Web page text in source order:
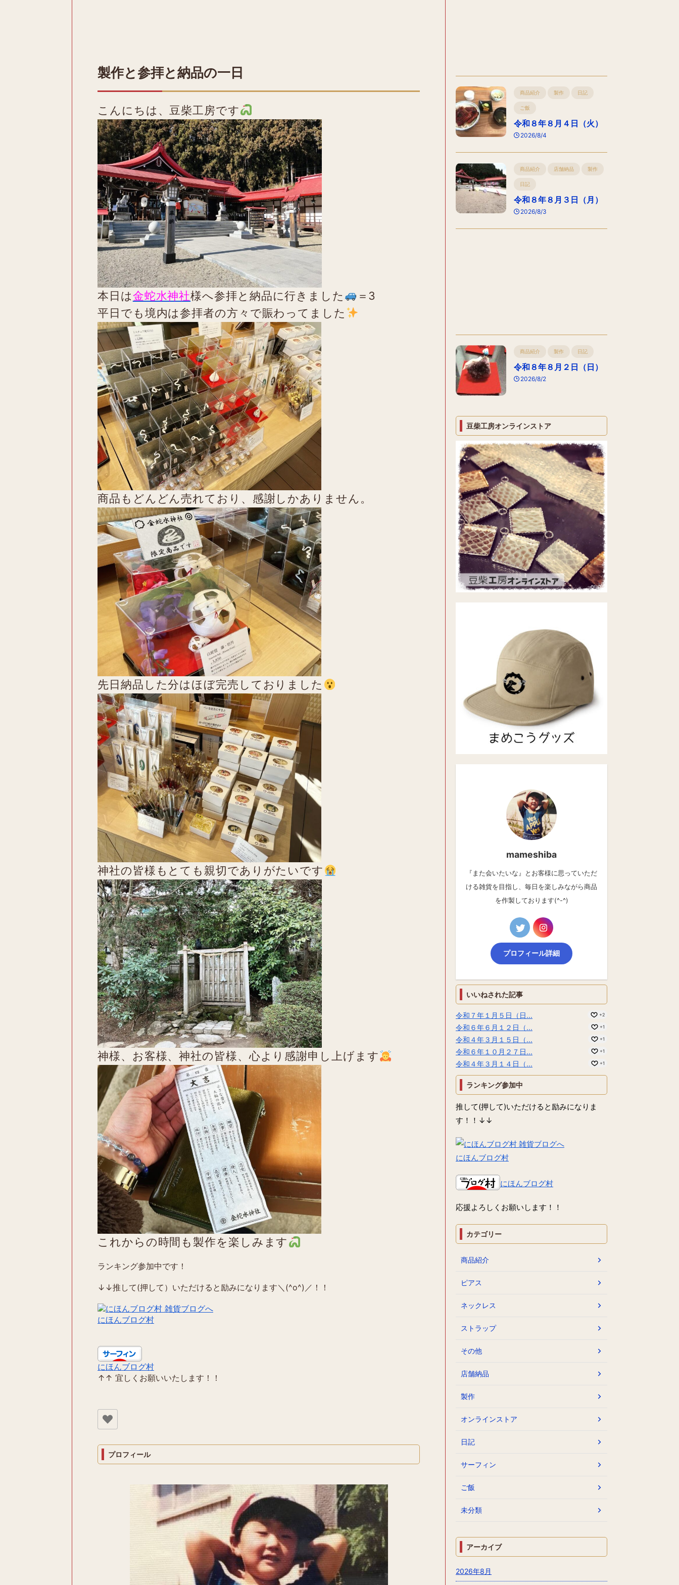
製作と参拝と納品の一日
こんにちは、豆柴工房です
本日は金蛇水神社様へ参拝と納品に行きました
＝3
平日でも境内は参拝者の方々で賑わってました
商品もどんどん売れており、感謝しかありません。
先日納品した分はほぼ完売しておりました
神社の皆様もとても親切でありがたいです
神様、お客様、神社の皆様、心より感謝申し上げます
これからの時間も製作を楽しみます
ランキング参加中です！
↓↓推して(押して）いただけると励みになります＼(^o^)／！！
にほんブログ村
にほんブログ村
↑↑ 宜しくお願いいたします！！
プロフィール
商品紹介 製作 日記
ご飯
令和８年８月４日（火）
2026/8/4
商品紹介 店舗納品 製作
日記
令和８年８月３日（月）
2026/8/3
商品紹介 製作 日記
令和８年８月２日（日）
2026/8/2
豆柴工房オンラインストア
mameshiba
『また会いたいな』とお客様に思っていただ
ける雑貨を目指し、毎日を楽しみながら商品
を作製しております(^-^)
プロフィール詳細
いいねされた記事
令和７年１月５日（日... +2
令和６年６月１２日（... +1
令和４年３月１５日（... +1
令和６年１０月２７日... +1
令和４年３月１４日（... +1
ランキング参加中
推して(押して)いただけると励みになりま
す！！↓↓
にほんブログ村
にほんブログ村
応援よろしくお願いします！！
カテゴリー
商品紹介
ピアス
ネックレス
ストラップ
その他
店舗納品
製作
オンラインストア
日記
サーフィン
ご飯
未分類
アーカイブ
2026年8月